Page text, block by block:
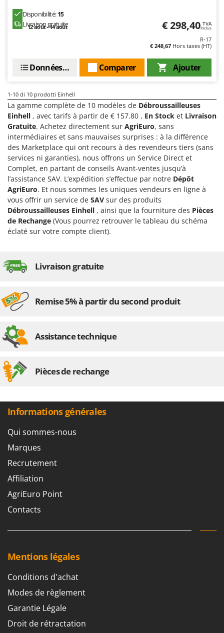
Shark
Sirman
Smartwood
Smeg
Snapper
Solidur
Spice Electronics
Spiralmac
Spring Protezione
Spyro
Stanley
Stiga
TecnoGen
Telwin
Tre Spade
Troy-Bilt
U
Udor
Unger
Volpi
W
Disponibilité:15
Livraison gratuite
12 août - 14 août € 298,40 TVA
Inclus
R-17
€ 248,67 Hors taxes (HT)
Ajouter
Comparer
Données techniques
1-10 di 10 prodotti Einhell
La gamme complète de 10 modèles de Débroussailleuses
Einhell , avec tarifs à partir de € 157.80 , En Stock et Livraison
Gratuite. Achetez directement sur AgriEuro, sans
intermédiaires et sans mauvaises surprises : à la différence
des Marketplace qui ont recours à des revendeurs tiers (sans
services ni garanties), nous offrons un Service Direct et
Complet, en partant de conseils Avant-ventes jusqu’à
l’assistance SAV. L’expédition s’effectue par notre Dépôt
AgriEuro. Et nous sommes les uniques vendeurs en ligne à
vous offrir un service de SAV sur des produits
Débroussailleuses Einhell , ainsi que la fourniture des Pièces
de Rechange (Vous pourrez retrouver le tableau du schéma
éclaté sur votre compte client).
Livraison gratuite
Remise 5% à partir du second produit
Assistance technique
Pièces de rechange
Informations générales
Qui sommes-nous
Marques
Recrutement
Affiliation
AgriEuro Point
Contacts
Mentions légales
Conditions d'achat
Modes de règlement
Garantie Légale
Droit de rétractation